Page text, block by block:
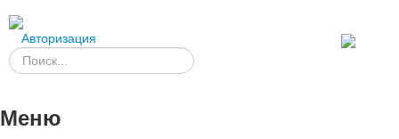
Авторизация
Меню